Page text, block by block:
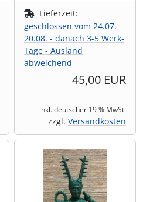
Lieferzeit:
geschlossen vom 24.07.
20.08. - danach 3-5 Werk-
Tage - Ausland
abweichend
45,00 EUR
inkl. deutscher 19 % MwSt.
zzgl. Versandkosten